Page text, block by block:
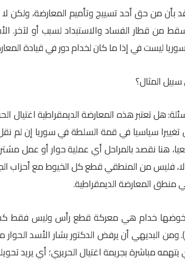
من حق أحد تسييج وتأميم المعارضة، ولكن
من قطار الفساد والاستبداد لسبب أو لآخر.
ليست في إذا ما كان لخدام دور في قيادة
المثال؟
تغييرا سياسيا في قمة السلطة في سوريا إن لم
هنا نقصد بالمراحل أي عملية حوار أو عمل
لا، فليس من المنطقي قطع كل الخيوط مع أحزاب
المعارضة الديمقراطية.
خدام هي معركة قطع رأس وليس فقط كسر
ومن البديهي أن يرفض الدكتور بشار الأسد
مباشرة بجريمة اغتيال الحريري؛ أي يريد